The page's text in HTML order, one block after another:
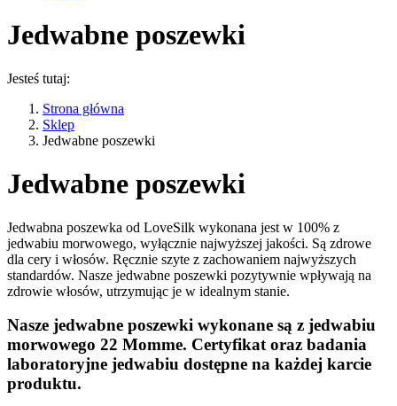
Jedwabne poszewki
Jesteś tutaj:
Strona główna
Sklep
Jedwabne poszewki
Jedwabne poszewki
Jedwabna poszewka od LoveSilk wykonana jest w 100% z
jedwabiu morwowego, wyłącznie najwyższej jakości. Są zdrowe
dla cery i włosów. Ręcznie szyte z zachowaniem najwyższych
standardów. Nasze jedwabne poszewki pozytywnie wpływają na
zdrowie włosów, utrzymując je w idealnym stanie.
Nasze jedwabne poszewki wykonane są z jedwabiu
morwowego 22 Momme. Certyfikat oraz badania
laboratoryjne jedwabiu dostępne na każdej karcie
produktu.